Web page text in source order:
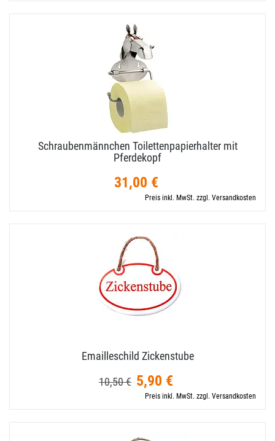
Schraubenmännchen Toilettenpapierhalter mit
Pferdekopf
31,00 €
Preis inkl. MwSt. zzgl. Versandkosten
Emailleschild Zickenstube
10,50 € 5,90 €
Preis inkl. MwSt. zzgl. Versandkosten